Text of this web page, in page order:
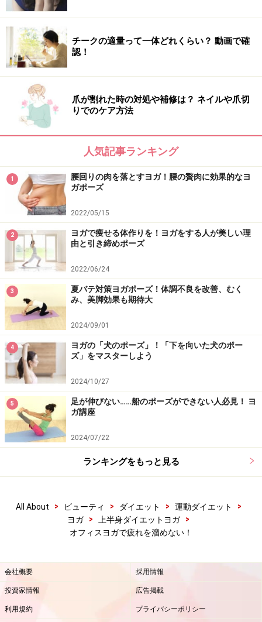
チークの適量って一体どれくらい？ 動画で確
認！
爪が割れた時の対処や補修は？ ネイルや爪切
りでのケア方法
人気記事ランキング
1
腰回りの肉を落とすヨガ！腰の贅肉に効果的なヨ
ガポーズ
2022/05/15
2
ヨガで痩せる体作りを！ヨガをする人が美しい理
由と引き締めポーズ
2022/06/24
3
夏バテ対策ヨガポーズ！体調不良を改善、むく
み、美脚効果も期待大
2024/09/01
4
ヨガの「犬のポーズ」！「下を向いた犬のポー
ズ」をマスターしよう
2024/10/27
5
足が伸びない……船のポーズができない人必見！ ヨ
ガ講座
2024/07/22
ランキングをもっと見る
All About > ビューティ > ダイエット > 運動ダイエット
>
ヨガ
> 上半身ダイエットヨガ
>
オフィスヨガで疲れを溜めない！
会社概要 採用情報
投資家情報 広告掲載
利用規約 プライバシーポリシー